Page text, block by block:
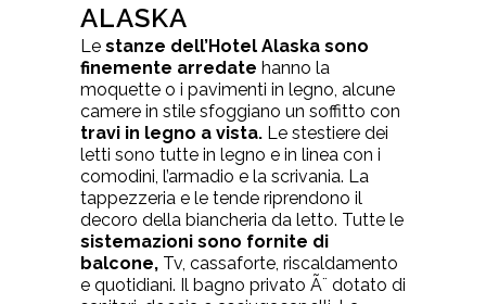
ALASKA
Le stanze dell’Hotel Alaska sono
finemente arredate hanno la
moquette o i pavimenti in legno, alcune
camere in stile sfoggiano un soffitto con
travi in legno a vista. Le stestiere dei
letti sono tutte in legno e in linea con i
comodini, l’armadio e la scrivania. La
tappezzeria e le tende riprendono il
decoro della biancheria da letto. Tutte le
sistemazioni sono fornite di
balcone, Tv, cassaforte, riscaldamento
e quotidiani. Il bagno privato Ã¨ dotato di